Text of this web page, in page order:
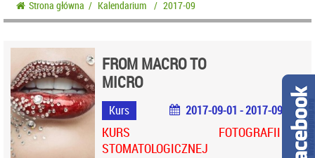
Strona główna / Kalendarium / 2017-09
FROM MACRO TO
MICRO
Kurs 2017-09-01 - 2017-09-02
KURS FOTOGRAFII
STOMATOLOGICZNEJ